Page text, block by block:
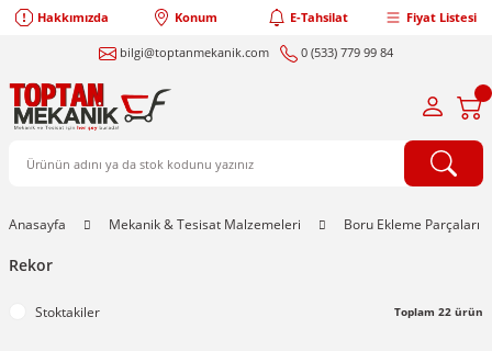
Hakkımızda Konum E-Tahsilat Fiyat Listesi
bilgi@toptanmekanik.com 0 (533) 779 99 84
Anasayfa Mekanik & Tesisat Malzemeleri Boru Ekleme Parçaları
Rekor
Stoktakiler Toplam 22 ürün